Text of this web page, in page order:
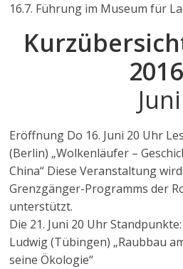
16.7. Führung im Museum für
Juni
Eröffnung Do 16. Juni 20 Uhr
(Berlin) „Wolkenläufer –
China“ Diese Veranstaltung
Grenzgänger-Programms der
unterstützt.
Die 21. Juni 20 Uhr
Ludwig (Tübingen) „Raubbau
seine Ökologie“